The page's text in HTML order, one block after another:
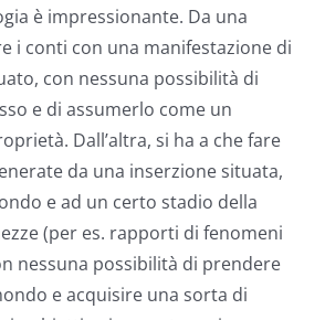
è impressionante. Da una
i conti con una manifestazione di
con nessuna possibilità di
e di assumerlo come un
Dall’altra, si ha a che fare
da una inserzione situata,
e ad un certo stadio della
(per es. rapporti di fenomeni
nessuna possibilità di prendere
e acquisire una sorta di